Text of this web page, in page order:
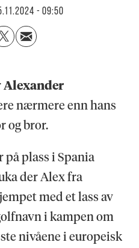
- 09:50
Alexander
nærmere enn hans
og bror.
på plass i Spania
der Alex fra
med et lass av
i kampen om
nivåene i europeisk